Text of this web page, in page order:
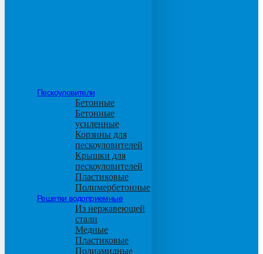
Пескоуловители
Бетонные
Бетонные
усиленные
Корзины для
пескоуловителей
Крышки для
пескоуловителей
Пластиковые
Полимербетонные
Решетки водоприемные
Из нержавеющей
стали
Медные
Пластиковые
Полиамидные